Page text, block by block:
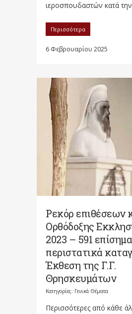
ιεροσπουδαστών κατά την
Περισσότερα
6 Φεβρουαρίου 2025
Ρεκόρ επιθέσεων
Ορθόδοξης
2023 – 591 επίσημα
περιστατικά
Έκθεση της Γ.Γ.
Θρησκευμάτων
Κατηγορίες: Γενικά Θέματα
Περισσότερες από κάθε